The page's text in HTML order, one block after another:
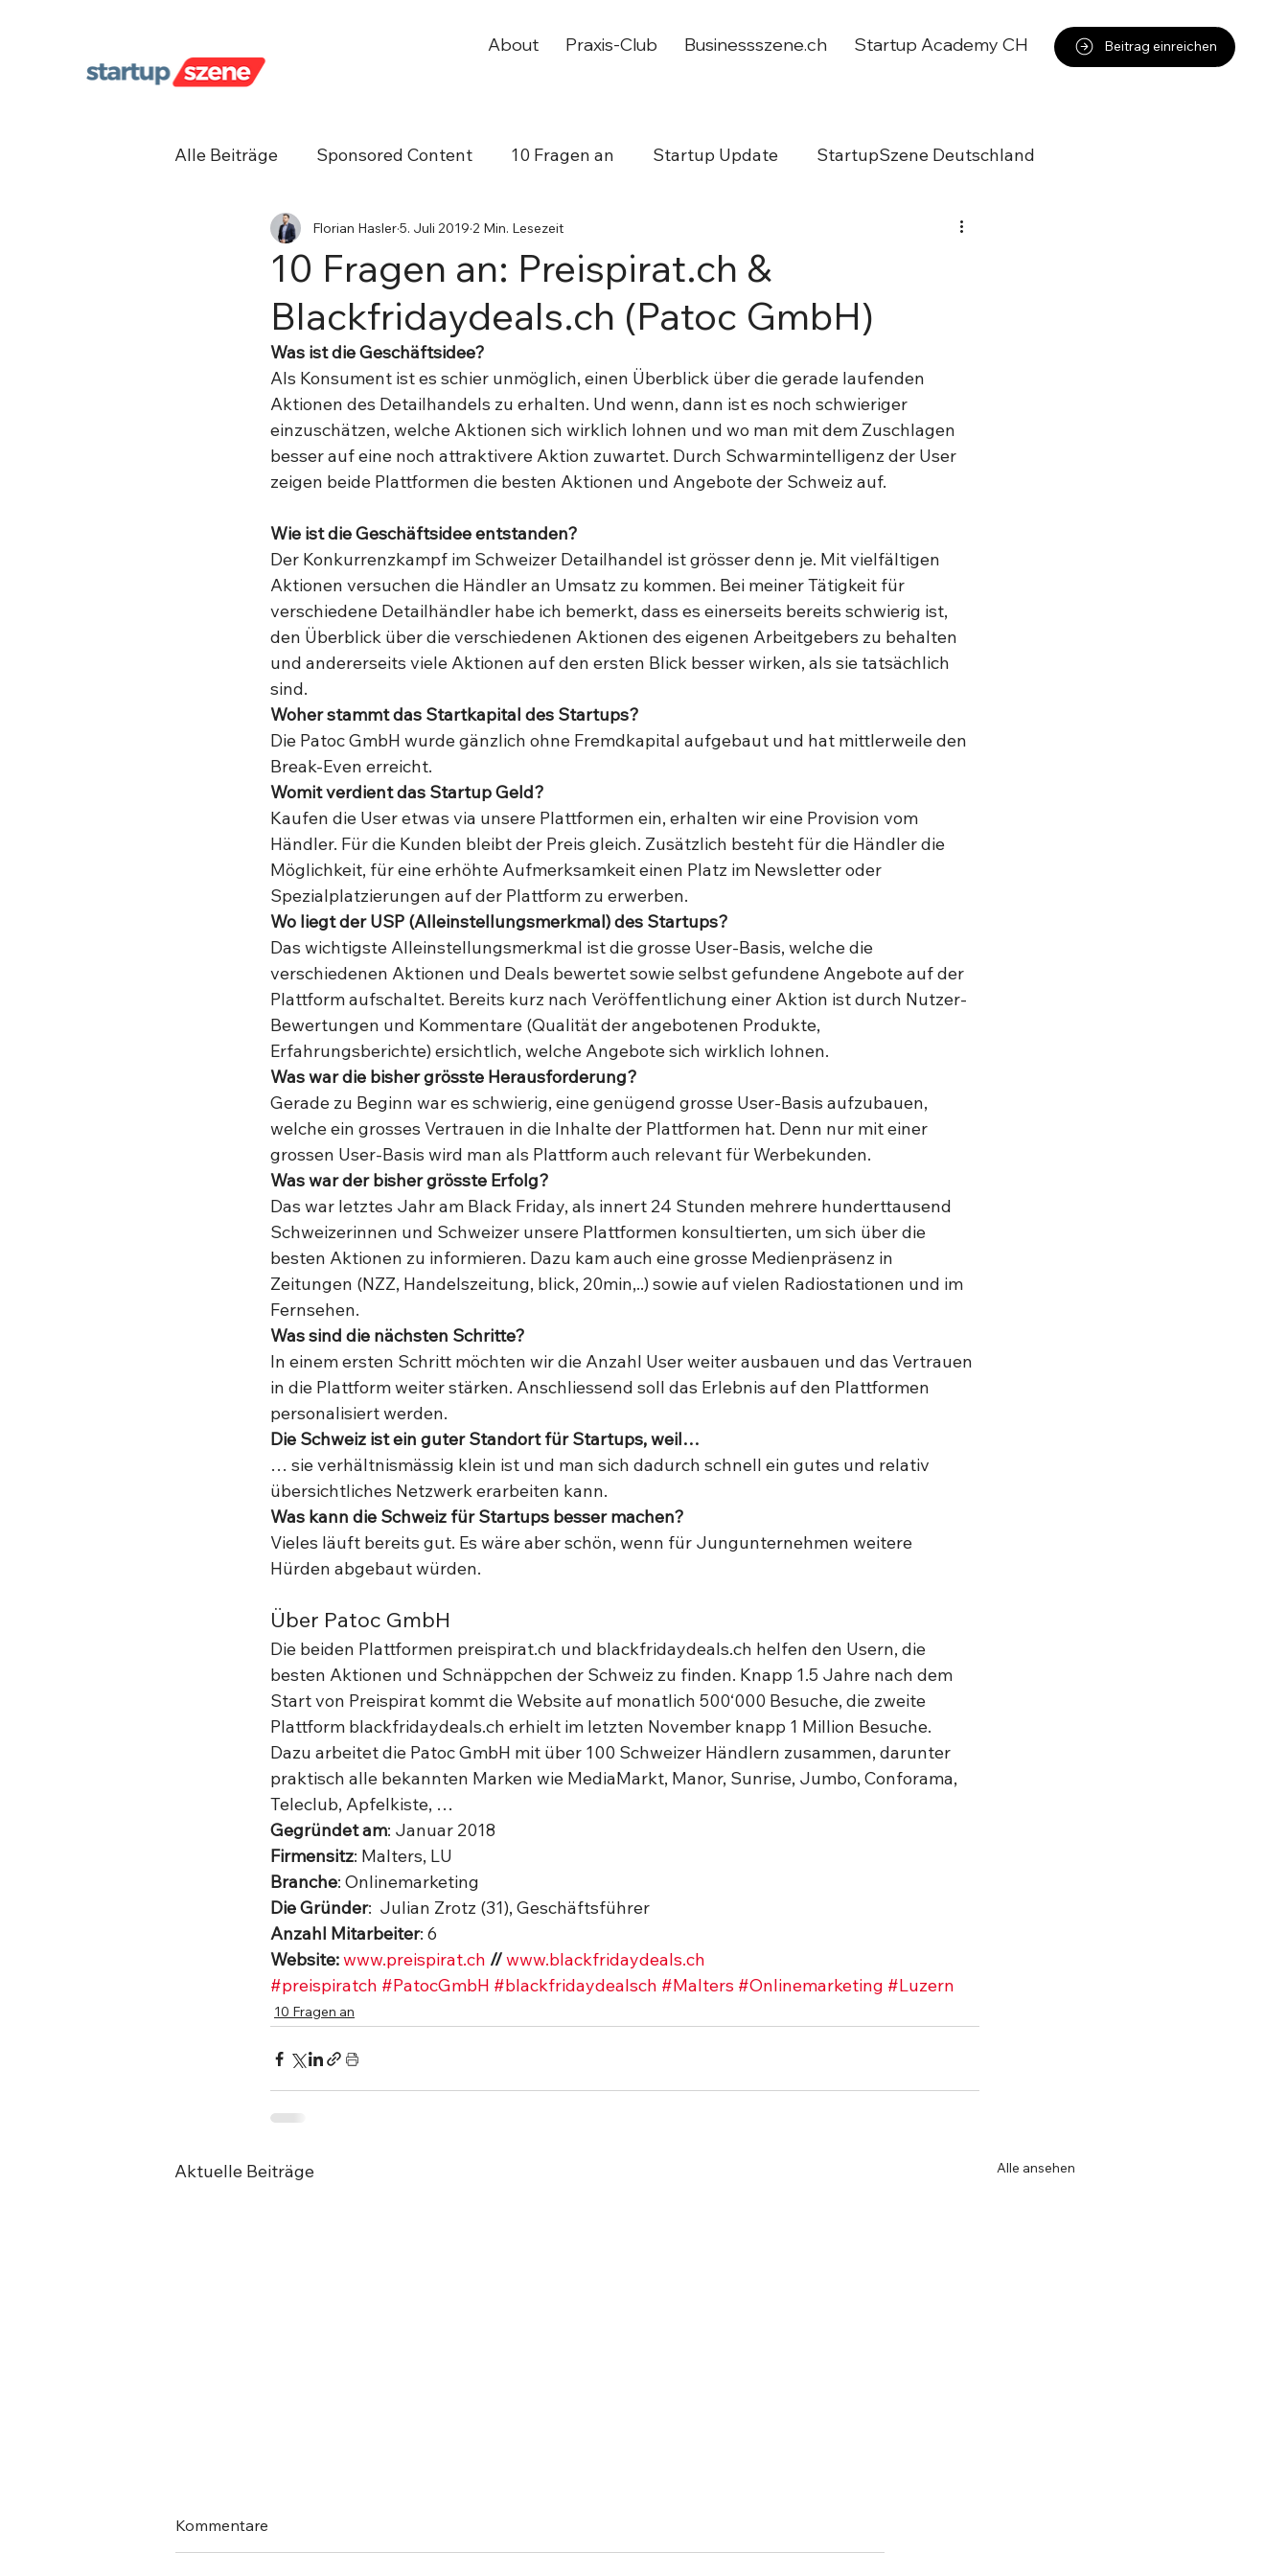
Beitrag einreichen
About Praxis-Club Businessszene.ch Startup Academy CH
Alle Beiträge Sponsored Content 10 Fragen an Startup Update StartupSzene Deutschland
Unternehmergeist Networking Jubiläum
10 Fragen an: Preispirat.ch &
Blackfridaydeals.ch (Patoc GmbH)
Florian Hasler5. Juli 2019 2 Min. Lesezeit
Was ist die Geschäftsidee?
Als Konsument ist es schier unmöglich, einen Überblick über die gerade laufenden
Aktionen des Detailhandels zu erhalten. Und wenn, dann ist es noch schwieriger
einzuschätzen, welche Aktionen sich wirklich lohnen und wo man mit dem Zuschlagen
besser auf eine noch attraktivere Aktion zuwartet. Durch Schwarmintelligenz der User
zeigen beide Plattformen die besten Aktionen und Angebote der Schweiz auf.
Wie ist die Geschäftsidee entstanden?
Der Konkurrenzkampf im Schweizer Detailhandel ist grösser denn je. Mit vielfältigen
Aktionen versuchen die Händler an Umsatz zu kommen. Bei meiner Tätigkeit für
verschiedene Detailhändler habe ich bemerkt, dass es einerseits bereits schwierig ist,
den Überblick über die verschiedenen Aktionen des eigenen Arbeitgebers zu behalten
und andererseits viele Aktionen auf den ersten Blick besser wirken, als sie tatsächlich
sind.
Woher stammt das Startkapital des Startups?
Die Patoc GmbH wurde gänzlich ohne Fremdkapital aufgebaut und hat mittlerweile den
Break-Even erreicht.
Womit verdient das Startup Geld?
Kaufen die User etwas via unsere Plattformen ein, erhalten wir eine Provision vom
Händler. Für die Kunden bleibt der Preis gleich. Zusätzlich besteht für die Händler die
Möglichkeit, für eine erhöhte Aufmerksamkeit einen Platz im Newsletter oder
Spezialplatzierungen auf der Plattform zu erwerben.
Wo liegt der USP (Alleinstellungsmerkmal) des Startups?
Das wichtigste Alleinstellungsmerkmal ist die grosse User-Basis, welche die
verschiedenen Aktionen und Deals bewertet sowie selbst gefundene Angebote auf der
Plattform aufschaltet. Bereits kurz nach Veröffentlichung einer Aktion ist durch Nutzer-
Bewertungen und Kommentare (Qualität der angebotenen Produkte,
Erfahrungsberichte) ersichtlich, welche Angebote sich wirklich lohnen.
Was war die bisher grösste Herausforderung?
Gerade zu Beginn war es schwierig, eine genügend grosse User-Basis aufzubauen,
welche ein grosses Vertrauen in die Inhalte der Plattformen hat. Denn nur mit einer
grossen User-Basis wird man als Plattform auch relevant für Werbekunden.
Was war der bisher grösste Erfolg?
Das war letztes Jahr am Black Friday, als innert 24 Stunden mehrere hunderttausend
Schweizerinnen und Schweizer unsere Plattformen konsultierten, um sich über die
besten Aktionen zu informieren. Dazu kam auch eine grosse Medienpräsenz in
Zeitungen (NZZ, Handelszeitung, blick, 20min,..) sowie auf vielen Radiostationen und im
Fernsehen.
Was sind die nächsten Schritte?
In einem ersten Schritt möchten wir die Anzahl User weiter ausbauen und das Vertrauen
in die Plattform weiter stärken. Anschliessend soll das Erlebnis auf den Plattformen
personalisiert werden.
Die Schweiz ist ein guter Standort für Startups, weil…
… sie verhältnismässig klein ist und man sich dadurch schnell ein gutes und relativ
übersichtliches Netzwerk erarbeiten kann.
Was kann die Schweiz für Startups besser machen?
Vieles läuft bereits gut. Es wäre aber schön, wenn für Jungunternehmen weitere
Hürden abgebaut würden.
Über Patoc GmbH
Die beiden Plattformen preispirat.ch und blackfridaydeals.ch helfen den Usern, die
besten Aktionen und Schnäppchen der Schweiz zu finden. Knapp 1.5 Jahre nach dem
Start von Preispirat kommt die Website auf monatlich 500‘000 Besuche, die zweite
Plattform blackfridaydeals.ch erhielt im letzten November knapp 1 Million Besuche.
Dazu arbeitet die Patoc GmbH mit über 100 Schweizer Händlern zusammen, darunter
praktisch alle bekannten Marken wie MediaMarkt, Manor, Sunrise, Jumbo, Conforama,
Teleclub, Apfelkiste, …
Gegründet am: Januar 2018
Firmensitz: Malters, LU
Branche: Onlinemarketing
Die Gründer:  Julian Zrotz (31), Geschäftsführer
Anzahl Mitarbeiter: 6
Website: www.preispirat.ch // www.blackfridaydeals.ch
#preispiratch #PatocGmbH #blackfridaydealsch #Malters #Onlinemarketing #Luzern
10 Fragen an
Aktuelle Beiträge Alle ansehen
Kommentare